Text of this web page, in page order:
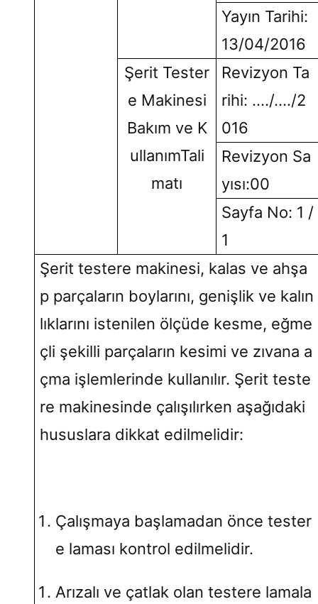
Yayın Tarihi:
13/04/2016
Şerit Tester
e Makinesi
Bakım ve K
ullanımTali
matı
Revizyon Ta
rihi: …./…./2
016
Revizyon Sa
yısı:00
Sayfa No: 1 /
1
Şerit testere makinesi, kalas ve ahşa
p parçaların boylarını, genişlik ve kalın
lıklarını istenilen ölçüde kesme, eğme
çli şekilli parçaların kesimi ve zıvana a
çma işlemlerinde kullanılır. Şerit teste
re makinesinde çalışılırken aşağıdaki
hususlara dikkat edilmelidir:
Çalışmaya başlamadan önce tester
e laması kontrol edilmelidir.
Arızalı ve çatlak olan testere lamala